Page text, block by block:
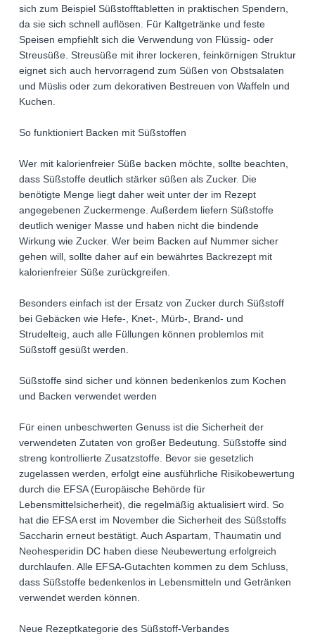
sich zum Beispiel Süßstofftabletten in praktischen Spendern,
da sie sich schnell auflösen. Für Kaltgetränke und feste
Speisen empfiehlt sich die Verwendung von Flüssig- oder
Streusüße. Streusüße mit ihrer lockeren, feinkörnigen Struktur
eignet sich auch hervorragend zum Süßen von Obstsalaten
und Müslis oder zum dekorativen Bestreuen von Waffeln und
Kuchen.
So funktioniert Backen mit Süßstoffen
Wer mit kalorienfreier Süße backen möchte, sollte beachten,
dass Süßstoffe deutlich stärker süßen als Zucker. Die
benötigte Menge liegt daher weit unter der im Rezept
angegebenen Zuckermenge. Außerdem liefern Süßstoffe
deutlich weniger Masse und haben nicht die bindende
Wirkung wie Zucker. Wer beim Backen auf Nummer sicher
gehen will, sollte daher auf ein bewährtes Backrezept mit
kalorienfreier Süße zurückgreifen.
Besonders einfach ist der Ersatz von Zucker durch Süßstoff
bei Gebäcken wie Hefe-, Knet-, Mürb-, Brand- und
Strudelteig, auch alle Füllungen können problemlos mit
Süßstoff gesüßt werden.
Süßstoffe sind sicher und können bedenkenlos zum Kochen
und Backen verwendet werden
Für einen unbeschwerten Genuss ist die Sicherheit der
verwendeten Zutaten von großer Bedeutung. Süßstoffe sind
streng kontrollierte Zusatzstoffe. Bevor sie gesetzlich
zugelassen werden, erfolgt eine ausführliche Risikobewertung
durch die EFSA (Europäische Behörde für
Lebensmittelsicherheit), die regelmäßig aktualisiert wird. So
hat die EFSA erst im November die Sicherheit des Süßstoffs
Saccharin erneut bestätigt. Auch Aspartam, Thaumatin und
Neohesperidin DC haben diese Neubewertung erfolgreich
durchlaufen. Alle EFSA-Gutachten kommen zu dem Schluss,
dass Süßstoffe bedenkenlos in Lebensmitteln und Getränken
verwendet werden können.
Neue Rezeptkategorie des Süßstoff-Verbandes